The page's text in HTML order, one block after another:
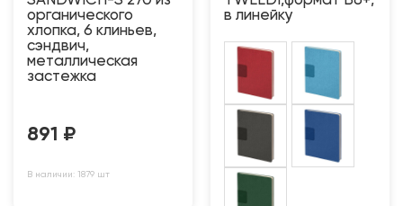
органического
хлопка, 6 клиньев,
сэндвич,
металлическая
застежка
891 ₽
В наличии: 1879 шт
в линейку